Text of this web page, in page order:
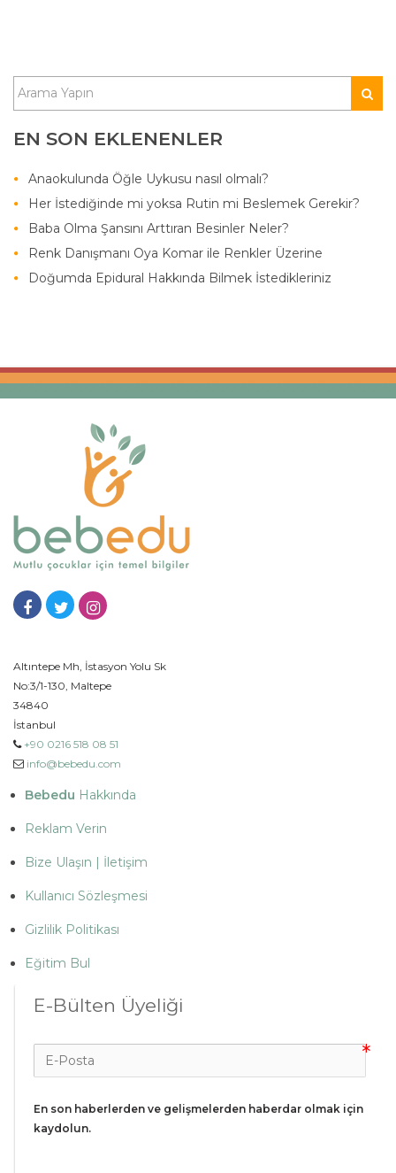
EN SON EKLENENLER
Anaokulunda Öğle Uykusu nasıl olmalı?
Her İstediğinde mi yoksa Rutin mi Beslemek Gerekir?
Baba Olma Şansını Arttıran Besinler Neler?
Renk Danışmanı Oya Komar ile Renkler Üzerine
Doğumda Epidural Hakkında Bilmek İstedikleriniz
Altıntepe Mh, İstasyon Yolu Sk
No:3/1-130, Maltepe
34840
İstanbul
+90 0216 518 08 51
info@bebedu.com
Bebedu Hakkında
Reklam Verin
Bize Ulaşın | İletişim
Kullanıcı Sözleşmesi
Gizlilik Politikası
Eğitim Bul
E-Bülten Üyeliği
En son haberlerden ve gelişmelerden haberdar olmak için
kaydolun.